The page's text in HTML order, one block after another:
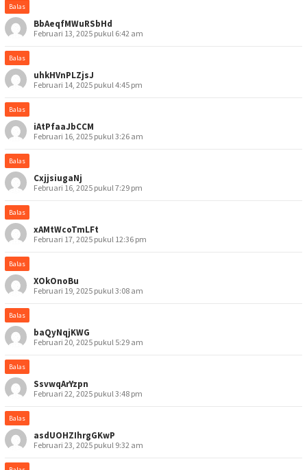
Balas
BbAeqfMWuRSbHd
Februari 13, 2025 pukul 6:42 am
Balas
uhkHVnPLZjsJ
Februari 14, 2025 pukul 4:45 pm
Balas
iAtPfaaJbCCM
Februari 16, 2025 pukul 3:26 am
Balas
CxjjsiugaNj
Februari 16, 2025 pukul 7:29 pm
Balas
xAMtWcoTmLFt
Februari 17, 2025 pukul 12:36 pm
Balas
XOkOnoBu
Februari 19, 2025 pukul 3:08 am
Balas
baQyNqjKWG
Februari 20, 2025 pukul 5:29 am
Balas
SsvwqArYzpn
Februari 22, 2025 pukul 3:48 pm
Balas
asdUOHZIhrgGKwP
Februari 23, 2025 pukul 9:32 am